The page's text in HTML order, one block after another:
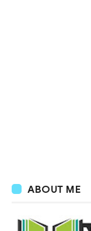
ABOUT ME